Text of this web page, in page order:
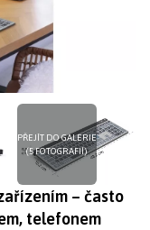
PŘEJÍT DO GALERIE
(5 FOTOGRAFIÍ)
– často
telefonem